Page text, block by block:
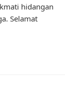
hidangan
Selamat